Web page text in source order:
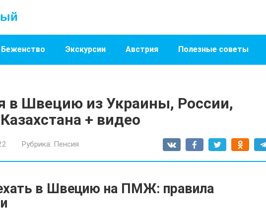
Беженство Экскурсии Австрия Полезные советы
в Швецию из Украины, России,
+ видео
Рубрика: Пенсия
в Швецию на ПМЖ: правила